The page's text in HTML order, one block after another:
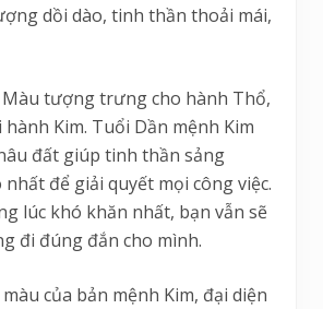
dồi dào, tinh thần thoải mái,
Màu tượng trưng cho hành Thổ,
Kim. Tuổi Dần mệnh Kim
đất giúp tinh thần sảng
để giải quyết mọi công việc.
lúc khó khăn nhất, bạn vẫn sẽ
đi đúng đắn cho mình.
màu của bản mệnh Kim, đại diện